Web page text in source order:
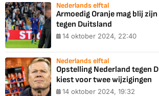
Nederlands elftal
Armoedig Oranje mag blij
tegen Duitsland
14 oktober 2024, 22:40
Nederlands elftal
Opstelling Nederland tegen
kiest voor twee wijzigingen
14 oktober 2024, 19:32